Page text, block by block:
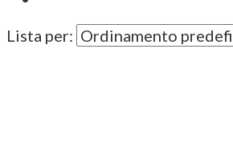
Lista per: